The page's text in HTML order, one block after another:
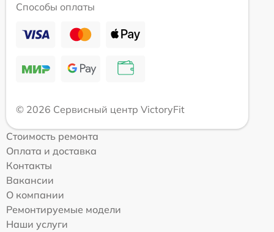
Способы оплаты
© 2026 Сервисный центр VictoryFit
Стоимость ремонта
Оплата и доставка
Контакты
Вакансии
О компании
Ремонтируемые модели
Наши услуги